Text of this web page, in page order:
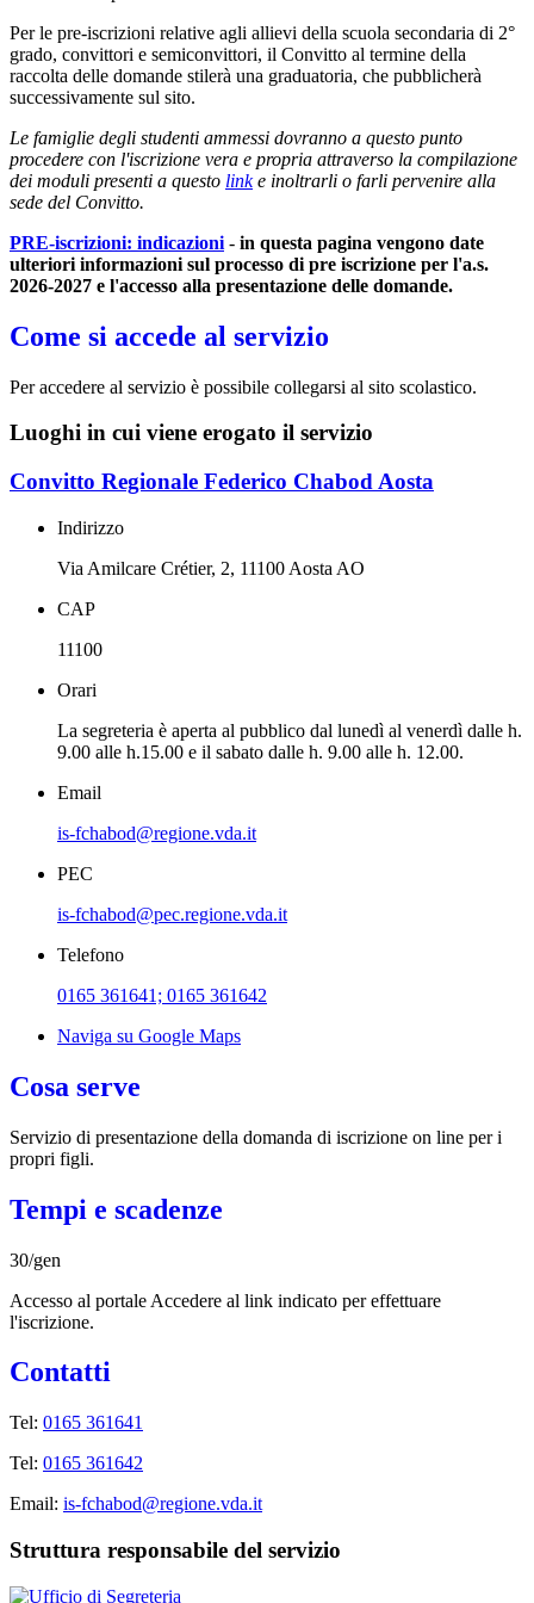
Per le pre-iscrizioni relative agli allievi della scuola secondaria di 2°
grado, convittori e semiconvittori, il Convitto al termine della
raccolta delle domande stilerà una graduatoria, che pubblicherà
successivamente sul sito.
Le famiglie degli studenti ammessi dovranno a questo punto
procedere con l'iscrizione vera e propria attraverso la compilazione
dei moduli presenti a questo link e inoltrarli o farli pervenire alla
sede del Convitto.
PRE-iscrizioni: indicazioni - in questa pagina vengono date
ulteriori informazioni sul processo di pre iscrizione per l'a.s.
2026-2027 e l'accesso alla presentazione delle domande.
Come si accede al servizio
Per accedere al servizio è possibile collegarsi al sito scolastico.
Luoghi in cui viene erogato il servizio
Convitto Regionale Federico Chabod Aosta
Indirizzo
Via Amilcare Crétier, 2, 11100 Aosta AO
CAP
11100
Orari
La segreteria è aperta al pubblico dal lunedì al venerdì dalle h.
9.00 alle h.15.00 e il sabato dalle h. 9.00 alle h. 12.00.
Email
is-fchabod@regione.vda.it
PEC
is-fchabod@pec.regione.vda.it
Telefono
0165 361641; 0165 361642
Naviga su Google Maps
Cosa serve
Servizio di presentazione della domanda di iscrizione on line per i
propri figli.
Tempi e scadenze
30/gen
Accesso al portale Accedere al link indicato per effettuare
l'iscrizione.
Contatti
Tel: 0165 361641
Tel: 0165 361642
Email: is-fchabod@regione.vda.it
Struttura responsabile del servizio